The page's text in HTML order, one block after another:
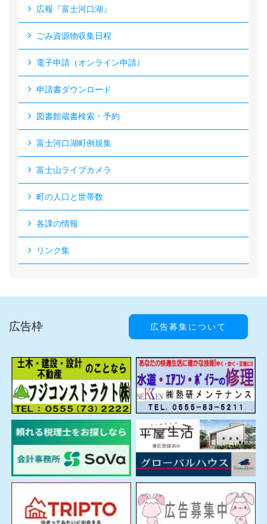
広報『富士河口湖』
ごみ資源物収集日程
電子申請（オンライン申請）
申請書ダウンロード
図書館蔵書検索・予約
富士河口湖町例規集
富士山ライブカメラ
町の人口と世帯数
各課の情報
リンク集
広告枠 広告募集について